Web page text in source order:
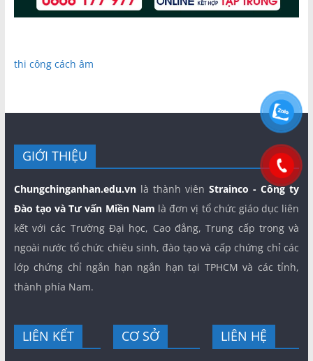
thi công cách âm
GIỚI THIỆU
Chungchinganhan.edu.vnlà thành viênStrainco - Công ty
Đào tạo và Tư vấn Miền Nam là đơn vị tổ chức giáo dục liên
kết với các Trường Đại học, Cao đẳng, Trung cấp trong và
ngoài nước tổ chức chiêu sinh, đào tạo và cấp chứng chỉ các
lớp chứng chỉ ngắn hạn ngắn hạn tại TPHCM và các tỉnh,
thành phía Nam.
LIÊN KẾT CƠ SỞ LIÊN HỆ